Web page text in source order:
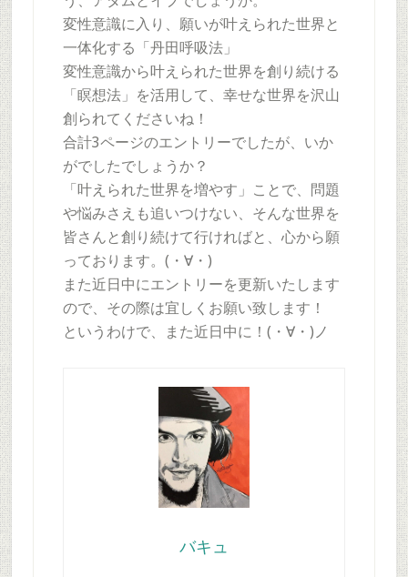
変性意識に入り、願いが叶えられた世界と
一体化する「丹田呼吸法」
変性意識から叶えられた世界を創り続ける
「瞑想法」を活用して、幸せな世界を沢山
創られてくださいね！
合計3ページのエントリーでしたが、いか
がでしたでしょうか？
「叶えられた世界を増やす」ことで、問題
や悩みさえも追いつけない、そんな世界を
皆さんと創り続けて行ければと、心から願
っております。(・∀・)
また近日中にエントリーを更新いたします
ので、その際は宜しくお願い致します！
というわけで、また近日中に！(・∀・)ノ
バキュ